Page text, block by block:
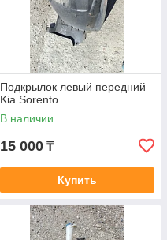
Подкрылок левый передний
Kia Sorento.
В наличии
15 000 ₸
Купить